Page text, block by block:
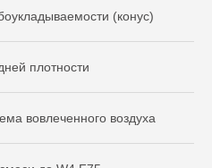
(конус)
плотности
вовлеченного воздуха